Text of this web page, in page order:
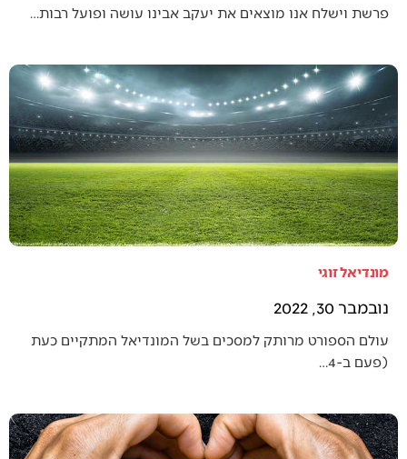
פרשת וישלח אנו מוצאים את יעקב אבינו עושה ופועל רבות…
מונדיאל זוגי
נובמבר 30, 2022
עולם הספורט מרותק למסכים בשל המונדיאל המתקיים כעת
(פעם ב-4…